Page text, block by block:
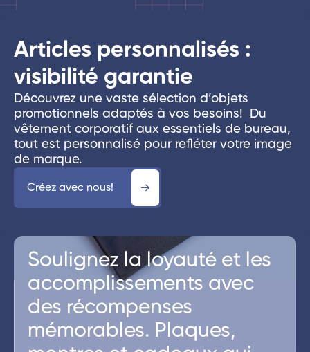
Articles personnalisés :
visibilité garantie
Découvrez une vaste sélection d’objets
promotionnels adaptés à vos besoins! Du
vêtement corporatif aux essentiels de bureau,
tout est personnalisé pour refléter votre image
de marque.
Créez avec nous!
Soulignez la loyauté et les
accomplissements avec
des récompenses
mémorables. Plaques,